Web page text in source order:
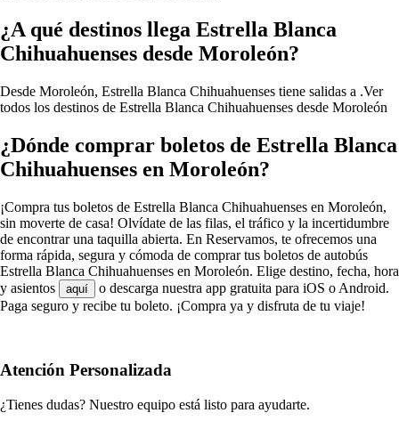
¿A qué destinos llega Estrella Blanca
Chihuahuenses desde Moroleón?
Desde Moroleón, Estrella Blanca Chihuahuenses tiene salidas a .Ver
todos los destinos de Estrella Blanca Chihuahuenses desde Moroleón
¿Dónde comprar boletos de Estrella Blanca
Chihuahuenses en Moroleón?
¡Compra tus boletos de Estrella Blanca Chihuahuenses en Moroleón,
sin moverte de casa! Olvídate de las filas, el tráfico y la incertidumbre
de encontrar una taquilla abierta. En Reservamos, te ofrecemos una
forma rápida, segura y cómoda de comprar tus boletos de autobús
Estrella Blanca Chihuahuenses en Moroleón. Elige destino, fecha, hora
y asientos
aquí
o descarga nuestra app gratuita para iOS o Android.
Paga seguro y recibe tu boleto. ¡Compra ya y disfruta de tu viaje!
Atención Personalizada
¿Tienes dudas? Nuestro equipo está listo para ayudarte.